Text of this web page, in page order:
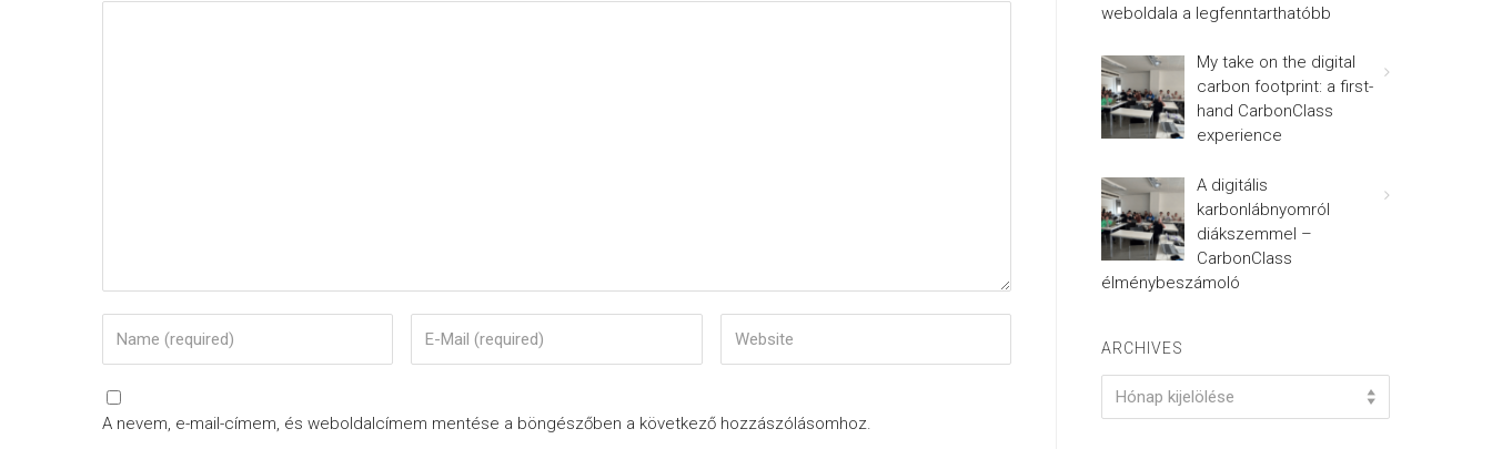
A nevem, e-mail-címem, és weboldalcímem mentése a böngészőben a következő hozzászólásomhoz.
weboldala a legfenntarthatóbb
My take on the digital
carbon footprint: a first-
hand CarbonClass
experience
A digitális
karbonlábnyomról
diákszemmel –
CarbonClass
élménybeszámoló
ARCHIVES
Hónap kijelölése